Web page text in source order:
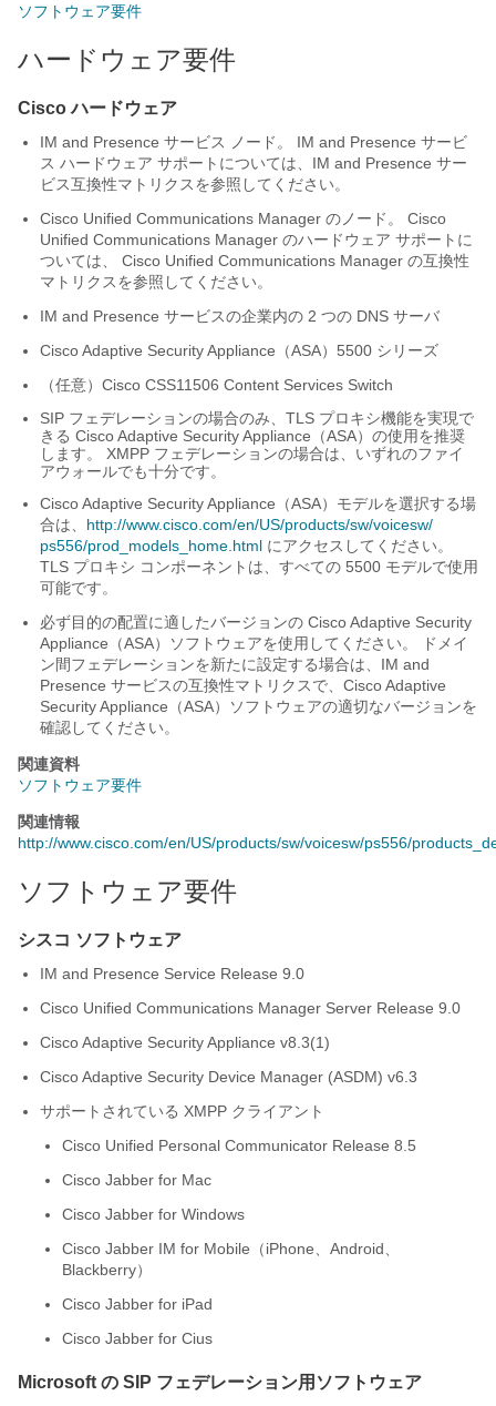
ソフトウェア要件
ハードウェア要件
Cisco ハードウェア
IM and Presence サービス ノード。 IM and Presence サービ
ス ハードウェア サポートについては、 IM and Presence サー
ビス互換性マトリクスを参照してください。
Cisco Unified Communications Manager のノード。 Cisco
Unified Communications Manager のハードウェア サポートに
ついては、
Cisco Unified Communications Manager の互換性
マトリクスを参照してください。
IM and Presence サービスの企業内の 2 つの DNS サーバ
CiscoAdaptive Security Appliance（ASA） 5500 シリーズ
（任意）Cisco CSS11506 Content Services Switch
SIP フェデレーションの場合のみ、TLS プロキシ機能を実現で
きる CiscoAdaptive Security Appliance（ASA） の使用を推奨
します。 XMPP フェデレーションの場合は、いずれのファイ
アウォールでも十分です。
CiscoAdaptive Security Appliance（ASA） モデルを選択する場
合は、 http:/​/​www.cisco.com/​en/​US/​products/​sw/​voicesw/​
ps556/​prod_​models_​home.html にアクセスしてください。
TLS プロキシ コンポーネントは、すべての 5500 モデルで使用
可能です。
必ず目的の配置に適したバージョンの CiscoAdaptive Security
Appliance（ASA）
ソフトウェアを使用してください。 ドメイ
ン間フェデレーションを新たに設定する場合は、 IM and
Presence サービスの互換性マトリクスで、CiscoAdaptive
Security Appliance（ASA）
ソフトウェアの適切なバージョンを
確認してください。
関連資料
ソフトウェア要件
関連情報
http://www.cisco.com/en/US/products/sw/voicesw/ps556/
ソフトウェア要件
シスコ ソフトウェア
IM and Presence Service Release 9.0
Cisco Unified Communications Manager Server Release 9.0
CiscoAdaptive Security Appliance v8.3(1)
Cisco Adaptive Security Device Manager (ASDM) v6.3
サポートされている XMPP クライアント
Cisco Unified Personal Communicator Release 8.5
Cisco Jabber for Mac
Cisco Jabber for Windows
Cisco Jabber IM for Mobile（iPhone、Android、
Blackberry）
Cisco Jabber for iPad
Cisco Jabber for Cius
Microsoft の SIP フェデレーション用ソフトウェア